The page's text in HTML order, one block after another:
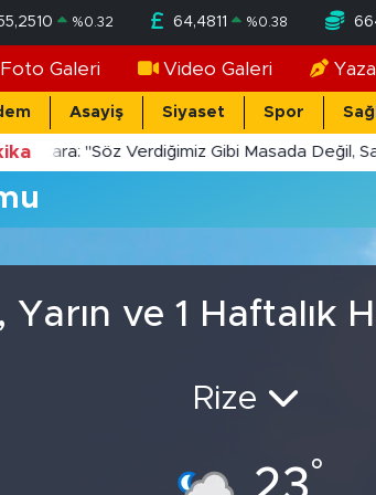
%0.32 64,4811 %0.38
Foto Galeri Video Galeri
Asayiş Siyaset Spor
"Söz Verdiğimiz Gibi Masada Değil,
Yarın ve 1 Haftalık
Rize
°